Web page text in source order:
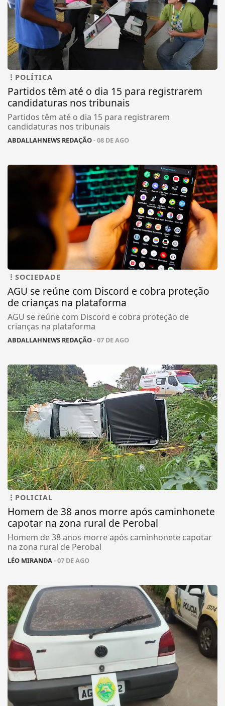
POLÍTICA
Partidos têm até o dia 15 para registrarem
candidaturas nos tribunais
Partidos têm até o dia 15 para registrarem
candidaturas nos tribunais
ABDALLAHNEWS REDAÇÃO- 08 DE AGO
SOCIEDADE
AGU se reúne com Discord e cobra proteção
de crianças na plataforma
AGU se reúne com Discord e cobra proteção de
crianças na plataforma
ABDALLAHNEWS REDAÇÃO- 07 DE AGO
POLICIAL
Homem de 38 anos morre após caminhonete
capotar na zona rural de Perobal
Homem de 38 anos morre após caminhonete capotar
na zona rural de Perobal
LÉO MIRANDA- 07 DE AGO